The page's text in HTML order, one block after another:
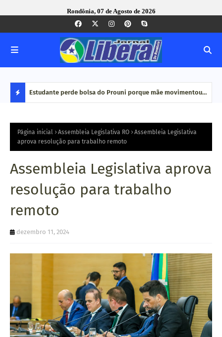
Rondônia, 07 de Agosto de 2026
S
T
A
Q
U
Estudante perde bolsa do Prouni porque mãe movimentou
renda', diz
Página inicial Assembleia Legislativa RO
Assembleia Legislativa
aprova resolução para trabalho remoto
Assembleia Legislativa aprova
resolução para trabalho
remoto
dezembro 11, 2024